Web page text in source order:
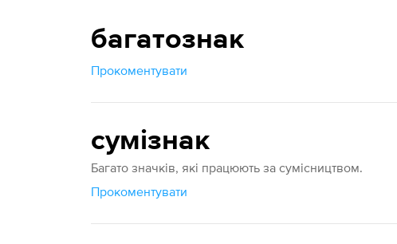
багатознак
Прокоментувати
сумізнак
Багато значків, які працюють за сумісництвом.
Прокоментувати